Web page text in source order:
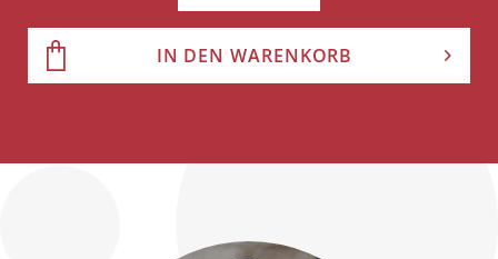
IN DEN WARENKORB